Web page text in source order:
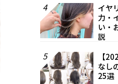
4
イヤ
力・
い・
説
5
【
なし
25選